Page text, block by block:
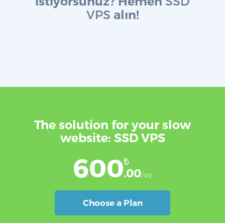
VPS alın!
The solution for your slow
website: SSD VPS
600₺
.00/ay
Choose a Plan